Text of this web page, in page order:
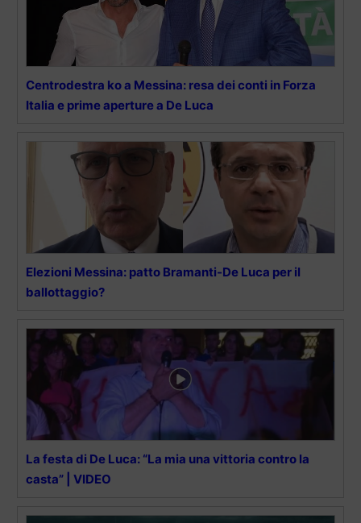
Centrodestra ko a Messina: resa dei conti in Forza
Italia e prime aperture a De Luca
Elezioni Messina: patto Bramanti-De Luca per il
ballottaggio?
La festa di De Luca: “La mia una vittoria contro la
casta” | VIDEO